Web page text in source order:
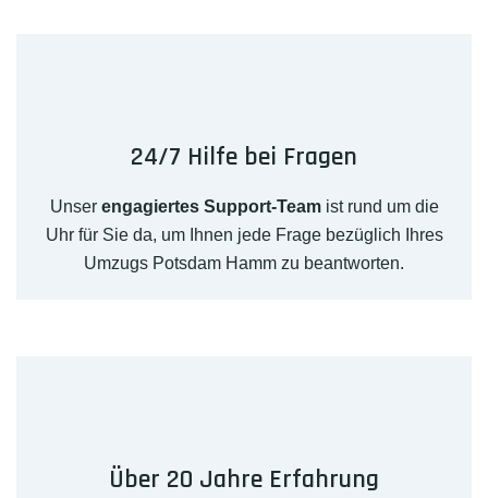
24/7 Hilfe bei Fragen
Unser engagiertes Support-Teamist rund um die
Uhr für Sie da, um Ihnen jede Frage bezüglich Ihres
Umzugs Potsdam Hamm zu beantworten.
Über 20 Jahre Erfahrung